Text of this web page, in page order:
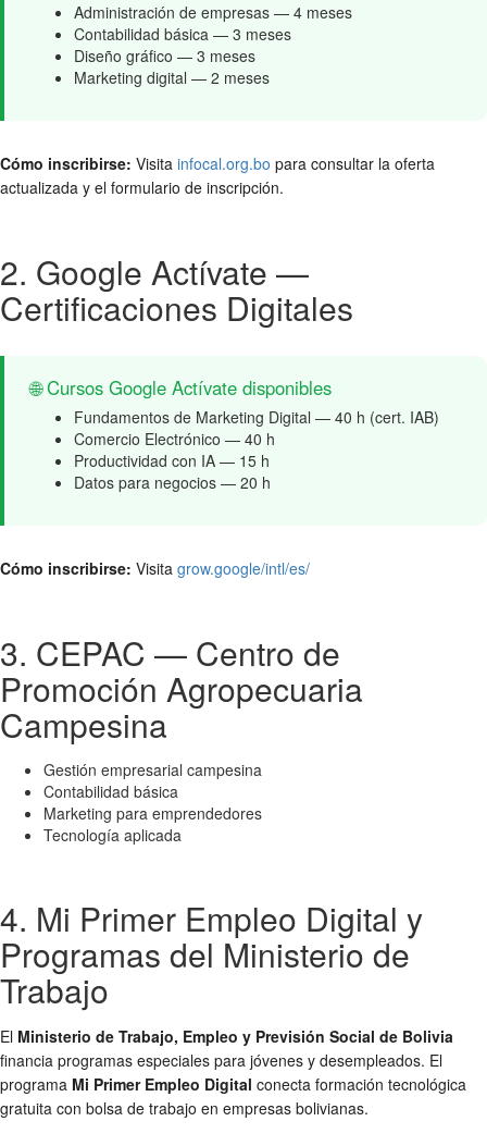
Administración de empresas — 4 meses
Contabilidad básica — 3 meses
Diseño gráfico — 3 meses
Marketing digital — 2 meses
Cómo inscribirse: Visita infocal.org.bo para consultar la oferta
actualizada y el formulario de inscripción.
2. Google Actívate —
Certificaciones Digitales
🌐 Cursos Google Actívate disponibles
Fundamentos de Marketing Digital — 40 h (cert. IAB)
Comercio Electrónico — 40 h
Productividad con IA — 15 h
Datos para negocios — 20 h
Cómo inscribirse: Visita grow.google/intl/es/
3. CEPAC — Centro de
Promoción Agropecuaria
Campesina
Gestión empresarial campesina
Contabilidad básica
Marketing para emprendedores
Tecnología aplicada
4. Mi Primer Empleo Digital y
Programas del Ministerio de
Trabajo
El Ministerio de Trabajo, Empleo y Previsión Social de Bolivia
financia programas especiales para jóvenes y desempleados. El
programa Mi Primer Empleo Digital conecta formación tecnológica
gratuita con bolsa de trabajo en empresas bolivianas.